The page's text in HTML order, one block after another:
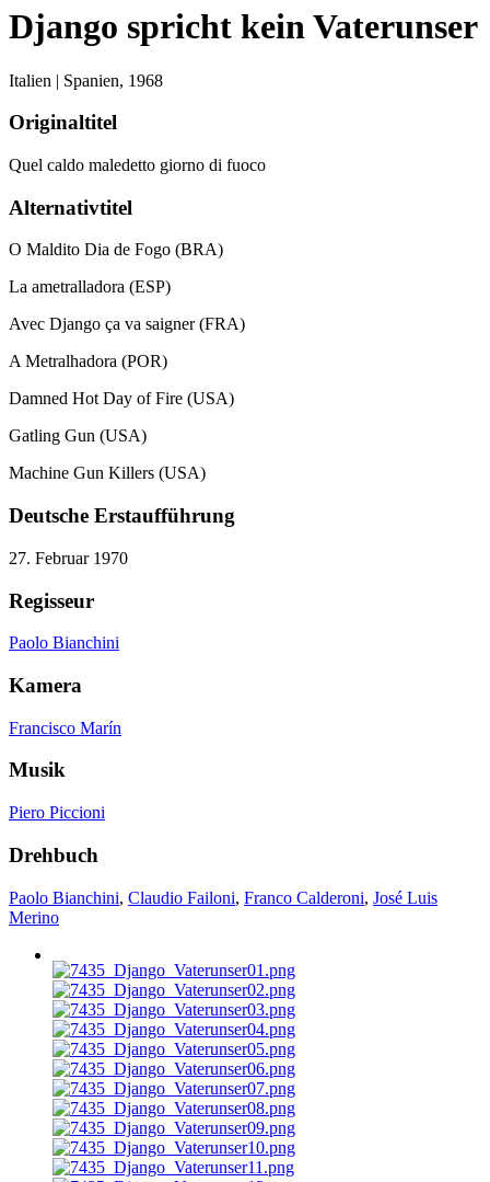
Django spricht kein Vaterunser
Italien | Spanien, 1968
Originaltitel
Quel caldo maledetto giorno di fuoco
Alternativtitel
O Maldito Dia de Fogo (BRA)
La ametralladora (ESP)
Avec Django ça va saigner (FRA)
A Metralhadora (POR)
Damned Hot Day of Fire (USA)
Gatling Gun (USA)
Machine Gun Killers (USA)
Deutsche Erstaufführung
27. Februar 1970
Regisseur
Paolo Bianchini
Kamera
Francisco Marín
Musik
Piero Piccioni
Drehbuch
Paolo Bianchini, Claudio Failoni, Franco Calderoni, José Luis
Merino